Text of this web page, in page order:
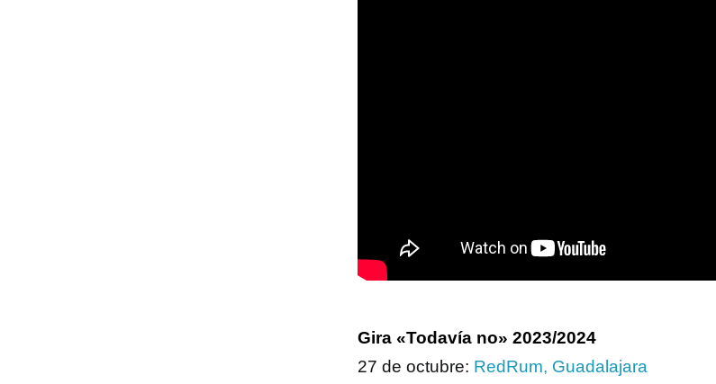
Gira «Todavía no» 2023/2024
27 de octubre: RedRum, Guadalajara